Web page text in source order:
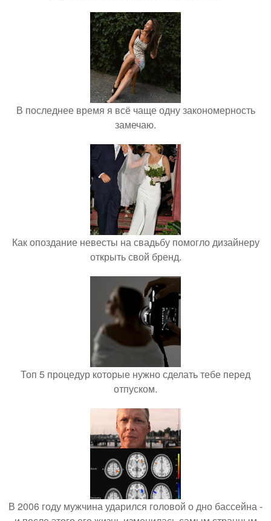
В последнее время я всё чаще одну закономерность
замечаю.
Как опоздание невесты на свадьбу помогло дизайнеру
открыть свой бренд.
Топ 5 процедур которые нужно сделать тебе перед
отпуском.
В 2006 году мужчина ударился головой о дно бассейна -